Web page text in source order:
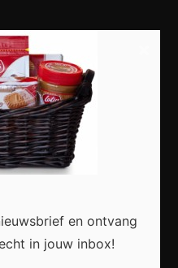
Kleine Bedrijven:
en ontvang
in jouw inbox!